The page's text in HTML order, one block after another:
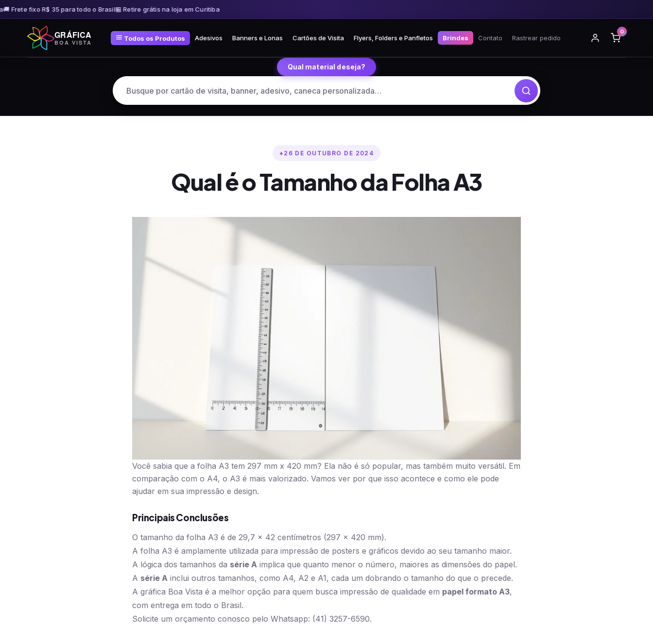
Frete fixo R$ 35 para todo o Brasil🏪 Retire grátis na loja em Curitiba🚚 Frete fixo R$ 35 para todo o Brasil
conteúdo
GRÁFICA
BOA VISTA
Todos os Produtos Adesivos Banners e Lonas Cartões de Visita Flyers, Folders e Panfletos Brindes Contato Rastrear pedido
0
Qual material deseja?
26 DE OUTUBRO DE 2024
Qual é o Tamanho da Folha A3
Você sabia que a folha A3 tem 297 mm x 420 mm? Ela não é só popular, mas também muito versátil. Em
comparação com o A4, o A3 é mais valorizado. Vamos ver por que isso acontece e como ele pode
ajudar em sua impressão e design.
Principais Conclusões
O tamanho da folha A3 é de 29,7 x 42 centímetros (297 x 420 mm).
A folha A3 é amplamente utilizada para impressão de posters e gráficos devido ao seu tamanho maior.
A lógica dos tamanhos da série A implica que quanto menor o número, maiores as dimensões do papel.
A série A inclui outros tamanhos, como A4, A2 e A1, cada um dobrando o tamanho do que o precede.
A gráfica Boa Vista é a melhor opção para quem busca impressão de qualidade em papel formato A3,
com entrega em todo o Brasil.
Solicite um orçamento conosco pelo Whatsapp: (41) 3257-6590.